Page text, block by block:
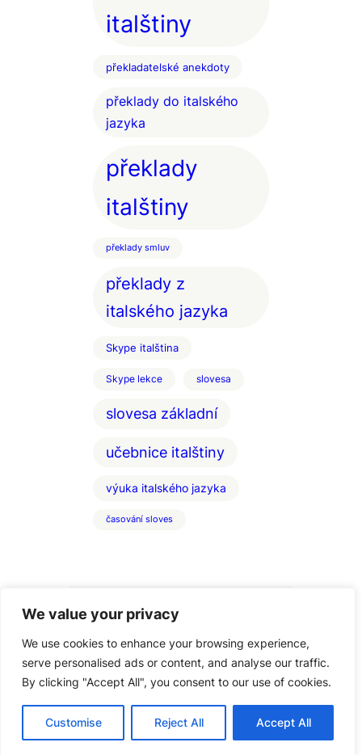
We value your privacy
We use cookies to enhance your browsing experience,
serve personalised ads or content, and analyse our traffic.
By clicking "Accept All", you consent to our use of cookies.
Customise Reject All Accept All
italštiny
překladatelské anekdoty
překlady do italského
jazyka
překlady
italštiny
překlady smluv
překlady z
italského jazyka
Skype italština
Skype lekce slovesa
slovesa základní
učebnice italštiny
výuka italského jazyka
časování sloves
Copyright Italstina-Vigato, 2005 – 2025
– 608 666 582